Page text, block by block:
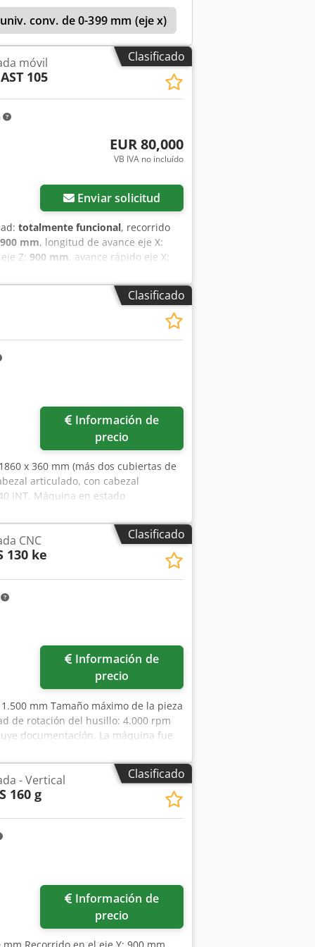
conv. de 0-399 mm (eje x)
Clasificado
móvil
105
EUR 80,000
VB IVA no incluído
Enviar solicitud
totalmente funcional, recorrido
900 mm, longitud de avance eje X:
Z: 900 mm, avance rápido eje X:
(máx.):24,000 rpm, ancho de la
, altura de la mesa:1,200
Clasificado
precio
x 360 mm (más dos cubiertas de
articulado, con cabezal
INT. Máquina en estado
Clasificado
Pedir más fotos
CNC
130 ke
precio
mm Tamaño máximo de la pieza
de rotación del husillo: 4.000 rpm
documentación. La máquina fue
Clasificado
- Vertical
160 g
precio
Recorrido en el eje Y: 900 mm